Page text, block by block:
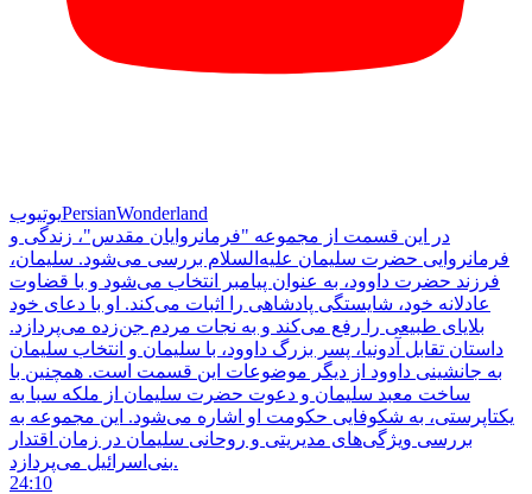
یوتیوبPersianWonderland
در این قسمت از مجموعه "فرمانروایان مقدس"، زندگی و
فرمانروایی حضرت سلیمان علیه‌السلام بررسی می‌شود. سلیمان،
فرزند حضرت داوود، به عنوان پیامبر انتخاب می‌شود و با قضاوت
عادلانه خود، شایستگی پادشاهی را اثبات می‌کند. او با دعای خود
بلایای طبیعی را رفع می‌کند و به نجات مردم جن‌زده می‌پردازد.
داستان تقابل آدونیا، پسر بزرگ داوود، با سلیمان و انتخاب سلیمان
به جانشینی داوود از دیگر موضوعات این قسمت است. همچنین با
ساخت معبد سلیمان و دعوت حضرت سلیمان از ملکه سبا به
یکتاپرستی، به شکوفایی حکومت او اشاره می‌شود. این مجموعه به
بررسی ویژگی‌های مدیریتی و روحانی سلیمان در زمان اقتدار
بنی‌اسرائیل می‌پردازد.
24:10